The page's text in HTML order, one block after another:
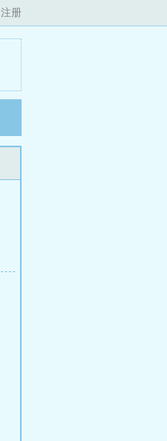
注册